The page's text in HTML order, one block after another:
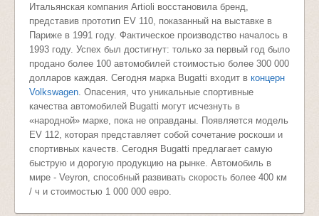
Итальянская компания Artioli восстановила бренд,
представив прототип EV 110, показанный на выставке в
Париже в 1991 году. Фактическое производство началось в
1993 году. Успех был достигнут: только за первый год было
продано более 100 автомобилей стоимостью более 300 000
долларов каждая. Сегодня марка Bugatti входит в концерн
Volkswagen. Опасения, что уникальные спортивные
качества автомобилей Bugatti могут исчезнуть в
«народной» марке, пока не оправданы. Появляется модель
EV 112, которая представляет собой сочетание роскоши и
спортивных качеств. Сегодня Bugatti предлагает самую
быструю и дорогую продукцию на рынке. Автомобиль в
мире - Veyron, способный развивать скорость более 400 км
/ ч и стоимостью 1 000 000 евро.